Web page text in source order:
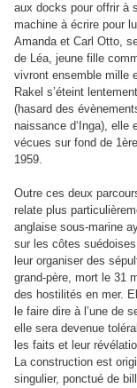
aux docks pour offrir à
machine à écrire pour
Amanda et Carl Otto,
de Léa, jeune fille
vivront ensemble mille
Rakel s’éteint
(hasard des
naissance d‘Inga), elle
vécues sur fond de
1959.
Outre ces deux
relate plus
anglaise sous-marine
sur les côtes
leur organiser des
grand-père, mort le 31
des hostilités en mer.
le faire dire à l’une de
elle sera devenue
les faits et leur
La construction est
singulier, ponctué de